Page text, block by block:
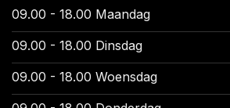
09.00 - 18.00 Maandag
09.00 - 18.00 Dinsdag
09.00 - 18.00 Woensdag